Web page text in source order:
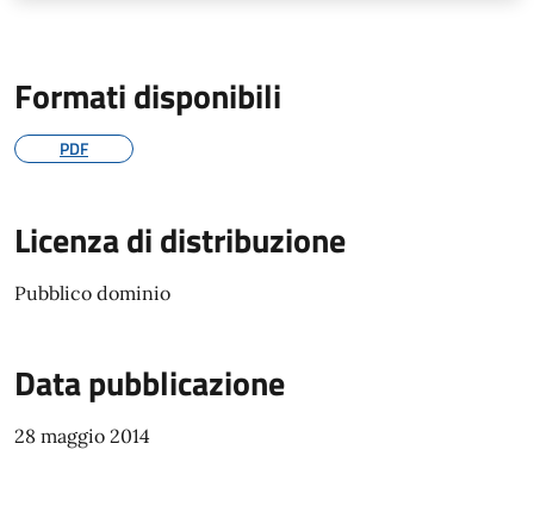
Formati disponibili
PDF
Licenza di distribuzione
Pubblico dominio
Data pubblicazione
28 maggio 2014